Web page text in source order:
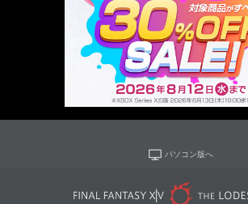
パソコン版へ